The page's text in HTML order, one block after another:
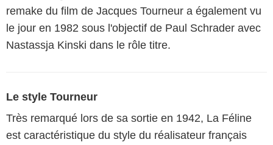
remake du film de Jacques Tourneur a également vu
le jour en 1982 sous l'objectif de Paul Schrader avec
Nastassja Kinski dans le rôle titre.
Le style Tourneur
Très remarqué lors de sa sortie en 1942, La Féline
est caractéristique du style du réalisateur français